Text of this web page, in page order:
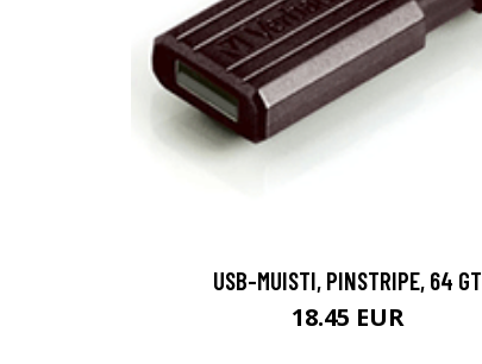
USB-MUISTI, PINSTRIPE, 64 GT
18.45 EUR